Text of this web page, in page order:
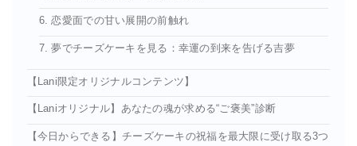
6. 恋愛面での甘い展開の前触れ
7. 夢でチーズケーキを見る：幸運の到来を告げる吉夢
【Lani限定オリジナルコンテンツ】
【Laniオリジナル】あなたの魂が求める“ご褒美”診断
【今日からできる】チーズケーキの祝福を最大限に受け取る3つ